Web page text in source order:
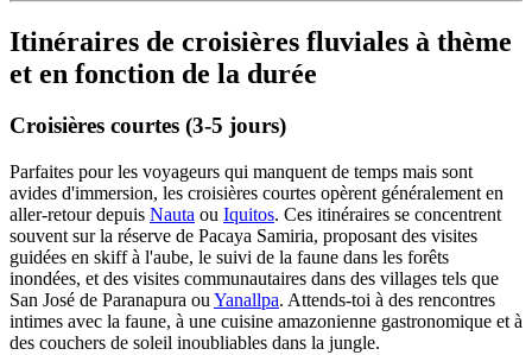
Itinéraires de croisières fluviales à thème
et en fonction de la durée
Croisières courtes (3-5 jours)
Parfaites pour les voyageurs qui manquent de temps mais sont
avides d'immersion, les croisières courtes opèrent généralement en
aller-retour depuis Nauta ou Iquitos. Ces itinéraires se concentrent
souvent sur la réserve de Pacaya Samiria, proposant des visites
guidées en skiff à l'aube, le suivi de la faune dans les forêts
inondées, et des visites communautaires dans des villages tels que
San José de Paranapura ou Yanallpa. Attends-toi à des rencontres
intimes avec la faune, à une cuisine amazonienne gastronomique et à
des couchers de soleil inoubliables dans la jungle.